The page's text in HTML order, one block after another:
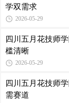
学双需求
2026-05-29
四川五月花技师
槛清晰
2026-05-29
四川五月花技师
需赛道